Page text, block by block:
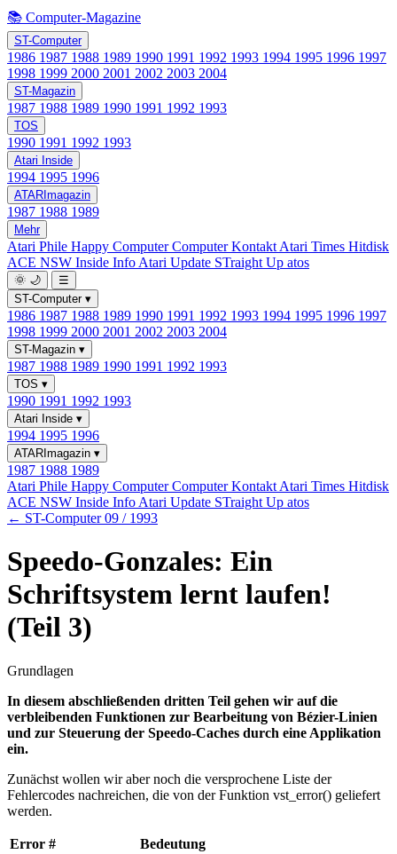
📚 Computer-Magazine
ST-Computer
1986 1987 1988 1989 1990 1991 1992 1993 1994 1995 1996 1997
1998 1999 2000 2001 2002 2003 2004
ST-Magazin
1987 1988 1989 1990 1991 1992 1993
TOS
1990 1991 1992 1993
Atari Inside
1994 1995 1996
ATARImagazin
1987 1988 1989
Mehr
Atari Phile Happy ComputerComputer Kontakt Atari Times Hitdisk
ACE NSW Inside Info Atari Update STraight Up atos
🌞 🌙
☰
ST-Computer ▾
1986 1987 1988 1989 1990 1991 1992 1993 1994 1995 1996 1997
1998 1999 2000 2001 2002 2003 2004
ST-Magazin ▾
1987 1988 1989 1990 1991 1992 1993
TOS ▾
1990 1991 1992 1993
Atari Inside ▾
1994 1995 1996
ATARImagazin ▾
1987 1988 1989
Atari Phile Happy ComputerComputer Kontakt Atari Times Hitdisk
ACE NSW Inside Info Atari Update STraight Up atos
← ST-Computer 09 / 1993
Speedo-Gonzales: Ein
Schriftsystem lernt laufen!
(Teil 3)
Grundlagen
In diesem abschließenden dritten Teil gehen wir auf die
verbleibenden Funktionen zur Bearbeitung von Bézier-Linien
und zur Steuerung der Speedo-Caches durch eine Applikation
ein.
Zunächst wollen wir aber noch die versprochene Liste der
Fehlercodes nachreichen, die von der Funktion vst_error() geliefert
werden.
Error #
Bedeutung